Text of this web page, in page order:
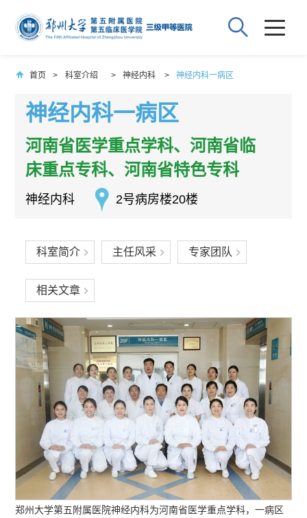
首页 > 科室介绍 > 神经内科 > 神经内科一病区
神经内科一病区
河南省医学重点学科、河南省临
床重点专科、河南省特色专科
神经内科 2号病房楼20楼
科室简介 主任风采 专家团队
相关文章
郑州大学第五附属医院神经内科为河南省医学重点学科，一病区